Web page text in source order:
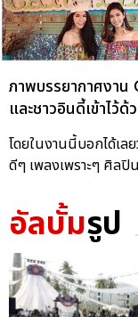
ภาพบรรยากาศงาน
และชาวอินดี้เข้าไว้
โดยในงานนี้บอกได้เล
ดีๆ เพลงเพราะๆ ศิลปิ
อัลบั้มรูป